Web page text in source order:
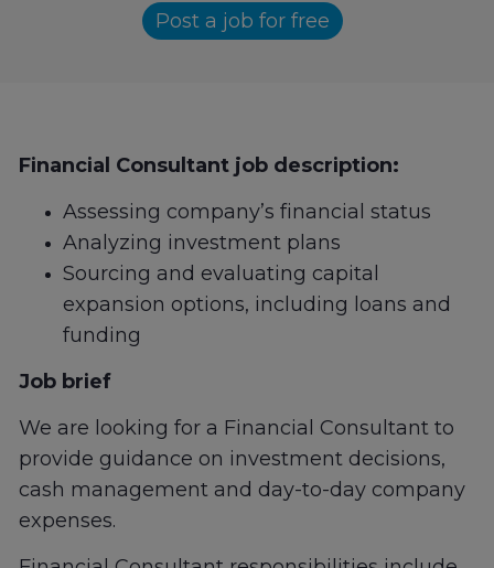
Post a job for free
Financial Consultant job description:
Assessing company’s financial status
Analyzing investment plans
Sourcing and evaluating capital
expansion options, including loans and
funding
Job brief
We are looking for a Financial Consultant to
provide guidance on investment decisions,
cash management and day-to-day company
expenses.